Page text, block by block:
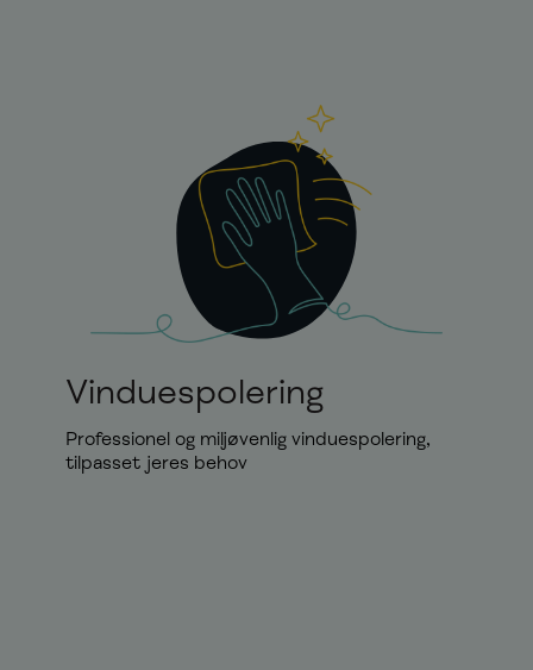
Vinduespolering
Professionel og miljøvenlig vinduespolering,
tilpasset jeres behov